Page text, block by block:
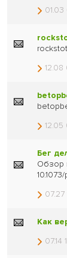
01.03
rockstot
12.08
12.05
Бег
Обзор
07.27
Как
07.14